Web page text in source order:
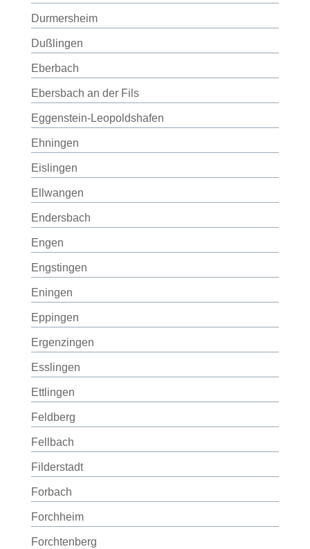
Durmersheim
Dußlingen
Eberbach
Ebersbach an der Fils
Eggenstein-Leopoldshafen
Ehningen
Eislingen
Ellwangen
Endersbach
Engen
Engstingen
Eningen
Eppingen
Ergenzingen
Esslingen
Ettlingen
Feldberg
Fellbach
Filderstadt
Forbach
Forchheim
Forchtenberg